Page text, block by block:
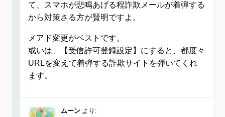
て、スマホが悲鳴あげる程詐欺メールが着弾する
から対策さる方が賢明ですよ。
メアド変更がベストです。
或いは、【受信許可登録設定】にすると、都度々
URLを変えて着弾する詐欺サイトを弾いてくれ
ます。
ムーン より: